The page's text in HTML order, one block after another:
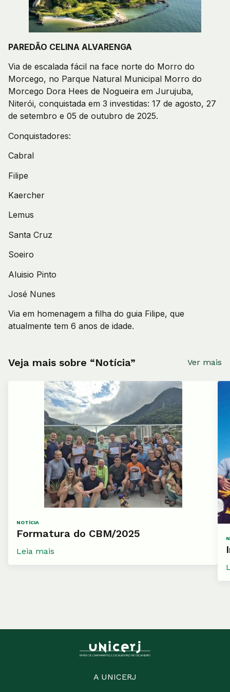
PAREDÃO CELINA ALVARENGA
Via de escalada fácil na face norte do Morro do
Morcego, no Parque Natural Municipal Morro do
Morcego Dora Hees de Nogueira em Jurujuba,
Niterói, conquistada em 3 investidas: 17 de agosto, 27
de setembro e 05 de outubro de 2025.
Conquistadores:
Cabral
Filipe
Kaercher
Lemus
Santa Cruz
Soeiro
Aluisio Pinto
José Nunes
Via em homenagem a filha do guia Filipe, que
atualmente tem 6 anos de idade.
Veja mais sobre “Notícia” Ver mais
NOTÍCIA
Formatura do CBM/2025
Leia mais
A UNICERJ